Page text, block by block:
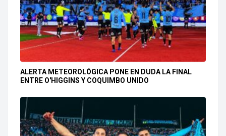
ALERTA METEOROLÓGICA PONE EN DUDA LA FINAL
ENTRE O'HIGGINS Y COQUIMBO UNIDO